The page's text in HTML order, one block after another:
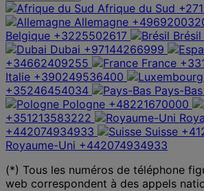
Afrique du Sud
Allemagne
Belgique +3225502617 Brésil
Dubai +97144266999
+34662409255
France
Italie +390249536400
+35246454034
Pays-Bas
Pologne +48221670000
+351213583222
+442074934933
Suisse
Royaume-Uni +442074934933
(*) Tous les numéros de téléphone
web correspondent à des appels